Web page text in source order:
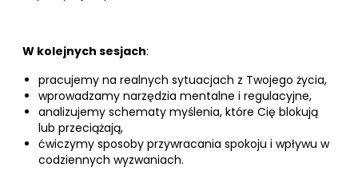
W kolejnych sesjach:
pracujemy na realnych sytuacjach z Twojego życia,
wprowadzamy narzędzia mentalne i regulacyjne,
analizujemy schematy myślenia, które Cię blokują
lub przeciążają,
ćwiczymy sposoby przywracania spokoju i wpływu w
codziennych wyzwaniach.